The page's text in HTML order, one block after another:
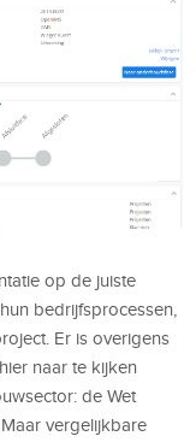
op de juiste
bedrijfsprocessen,
Er is overigens
naar te kijken
de Wet
vergelijkbare